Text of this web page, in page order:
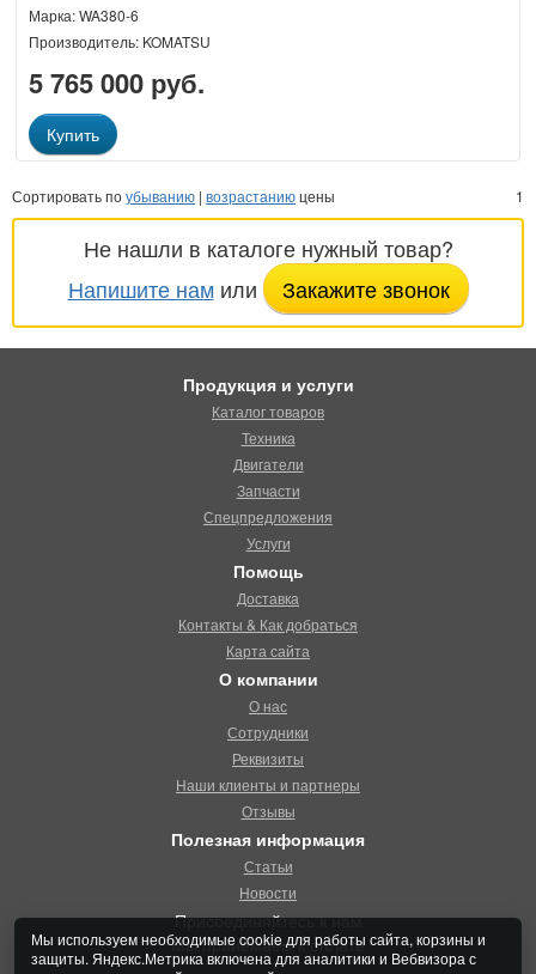
Мы используем необходимые cookie для работы сайта, корзины и
защиты. Яндекс.Метрика включена для аналитики и Вебвизора с
Марка: WA380-6
Производитель: KOMATSU
5 765 000 руб.
Купить
Сортировать поубыванию | возрастаниюцены 1
Не нашли в каталоге нужный товар?
Напишите намили Закажите звонок
Продукция и услуги
Каталог товаров
Техника
Двигатели
Запчасти
Спецпредложения
Услуги
Помощь
Доставка
Контакты & Как добраться
Карта сайта
О компании
О нас
Сотрудники
Реквизиты
Наши клиенты и партнеры
Отзывы
Полезная информация
Статьи
Новости
Присоединяйтесь к нам
Мы принемаем к оплате